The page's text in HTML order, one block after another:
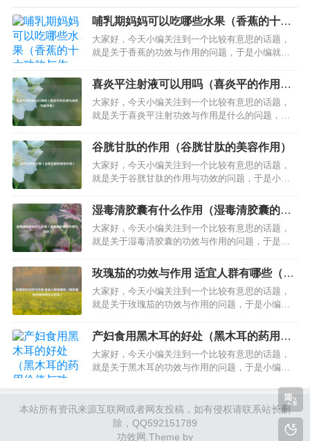
哺乳期妈妈可以吃哪些水果（香蕉的十大
功效与作用）
大家好，今天小编关注到一个比较有意思的话题，
就是关于香蕉的功效与作用的问题，于是小编就整
一起看看吧。文章目录：哺乳期妈妈可以吃哪些水
果香蕉的十大功效与作用一、哺乳期妈妈可以吃哪
些水果哺乳期，是女性重要的“三期”之一，也女性一
生中最有意义最幸福的时光。这期…
喜炎平注射液可以用吗（喜炎平的作用与
功效与副作用）
大家好，今天小编关注到一个比较有意思的话题，
就是关于喜炎平注射功效与作用是什么的问题，于
是什么的解答，让我们一起看看吧。文章目录：喜
炎平注射液可以用吗喜炎平的作用与功效与副作用
一、喜炎平注射液可以用吗喜炎平注射液能否使用
需分情况讨论，具体如下：适用情况：…
谷胱甘肽的作用（谷胱甘肽的美容作用）
大家好，今天小编关注到一个比较有意思的话题，
就是关于谷胱甘肽的作用与功效的问题，于是小编
答，让我们一起看看吧。文章目录：谷胱甘肽的作
用谷胱甘肽的美容作用一、谷胱甘肽的作用谷胱甘
肽的作用主要包括以下几点：辅助治疗肝病：谷胱
甘肽是肝病的辅助治疗用药，…
湿毒清胶囊有什么作用（湿毒清胶囊的作
用与功效）
大家好，今天小编关注到一个比较有意思的话题，
就是关于湿毒清胶囊的功效与作用的问题，于是小
解答，让我们一起看看吧。文章目录：湿毒清胶囊
有什么作用湿毒清胶囊的作用与功效一、湿毒清胶
囊有什么作用湿毒清胶囊具有养血润燥、祛风止痒
的作用，主要用于治疗血虚风燥引起的…
玫瑰茄的功效与作用 适宜人群有哪些（喝
玫瑰茄对身体有什么好处）
大家好，今天小编关注到一个比较有意思的话题，
就是关于玫瑰茄的功效与作用的问题，于是小编就
我们一起看看吧。文章目录：玫瑰茄的功效与作用
适宜人群有哪些喝玫瑰茄对身体有什么好处一、玫
瑰茄的功效与作用 适宜人群有哪些玫瑰茄的功效与
作用主要包括以下几点：解酒排毒…
产妇食用黑木耳的好处（黑木耳的药用价
值与功效）
大家好，今天小编关注到一个比较有意思的话题，
就是关于黑木耳的功效与作用的问题，于是小编就
我们一起看看吧。文章目录：产妇食用黑木耳的好
处黑木耳的药用价值与功效一、产妇食用黑木耳的
好处产妇当然可以吃黑木耳，而且产妇食用黑木耳
的好处还很多。黑木耳做为我国的特产…
本站所有资讯来源互联网或者网友投稿，如有侵权请联系站长删
除，QQ592151789
功效网.Theme by